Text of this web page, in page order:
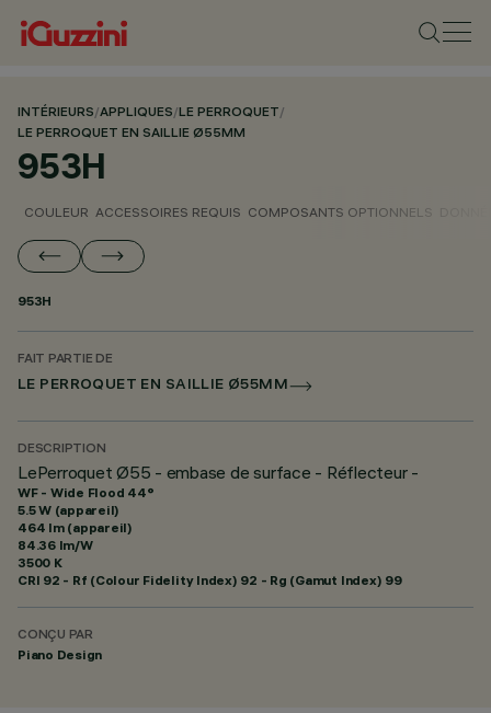
INTÉRIEURS/APPLIQUES/LE PERROQUET/
LE PERROQUET EN SAILLIE Ø55MM
953H
COULEUR ACCESSOIRES REQUIS COMPOSANTS OPTIONNELS
953H
FAIT PARTIE DE
LE PERROQUET EN SAILLIE Ø55MM
DESCRIPTION
LePerroquet Ø55 - embase de surface - Réflecteur -
WF - Wide Flood 44°
5.5 W (appareil)
464 lm (appareil)
84.36 lm/W
3500 K
CRI 92 - Rf (Colour Fidelity Index) 92 - Rg (Gamut Index) 99
CONÇU PAR
Piano Design